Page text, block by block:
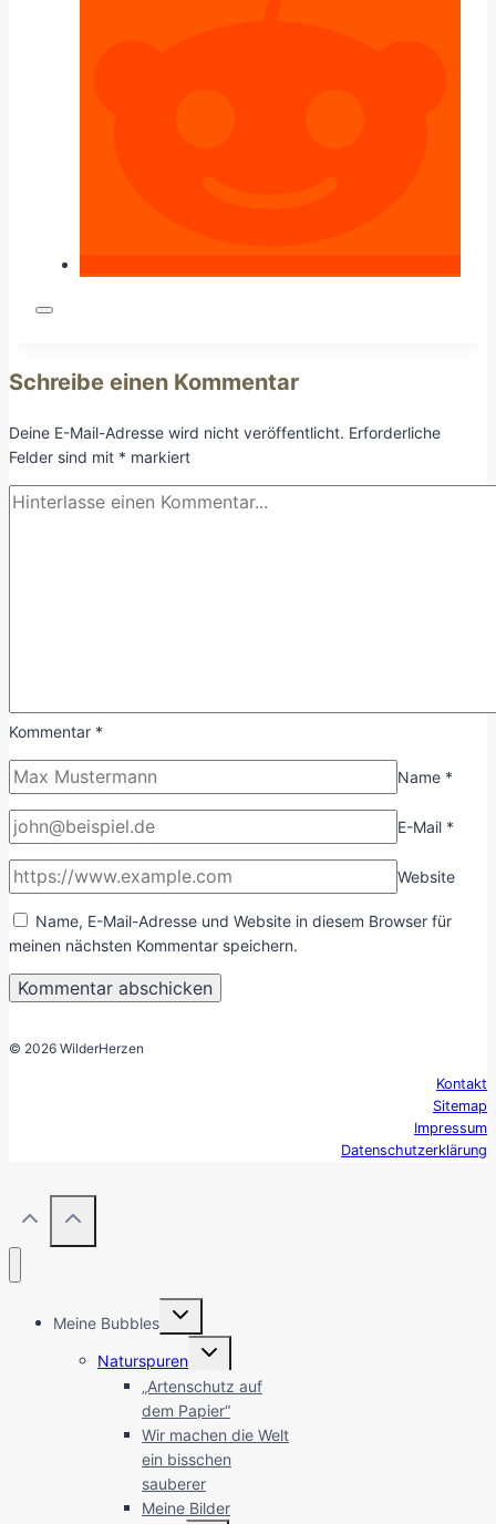
Schreibe einen Kommentar
Deine E-Mail-Adresse wird nicht veröffentlicht. Erforderliche
Felder sind mit * markiert
Kommentar *
Name *
E-Mail *
Website
Name, E-Mail-Adresse und Website in diesem Browser für
meinen nächsten Kommentar speichern.
© 2026 WilderHerzen
Kontakt
Sitemap
Impressum
Datenschutzerklärung
Meine Bubbles
Untermenü
Naturspuren
Untermenü
„Artenschutz auf
dem Papier“
Wir machen die Welt
ein bisschen
sauberer
Meine Bilder